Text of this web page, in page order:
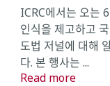
ICRC에서는 오는
인식을 제고하고
도법 저널에 대해
다. 본 행사는 ...
Read more